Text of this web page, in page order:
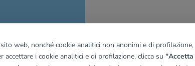
web, nonché cookie analitici non anonimi e di
i cookie analitici e di profilazione, clicca su